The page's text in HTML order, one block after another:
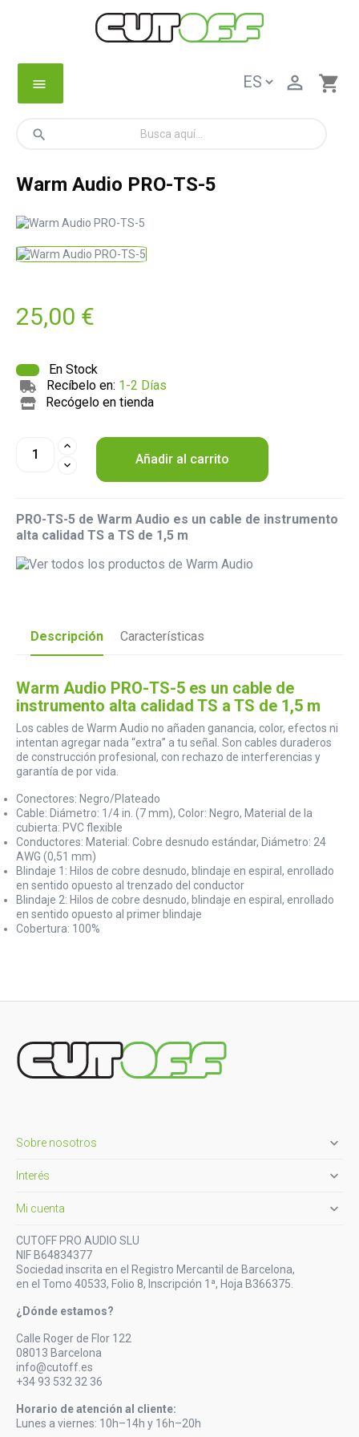
menu shopping_cart

search
Warm Audio PRO-TS-5
25,00 €
En Stock
Recíbelo en: 1-2 Días
Recógelo en tienda
Añadir al carrito
PRO-TS-5 de Warm Audio es un cable de instrumento
alta calidad TS a TS de 1,5 m
Descripción Características
Warm Audio PRO-TS-5 es un cable de
instrumento alta calidad TS a TS de 1,5 m
Los cables de Warm Audio no añaden ganancia, color, efectos ni
intentan agregar nada “extra” a tu señal. Son cables duraderos
de construcción profesional, con rechazo de interferencias y
garantía de por vida.
Conectores: Negro/Plateado
Cable: Diámetro: 1/4 in. (7 mm), Color: Negro, Material de la
cubierta: PVC flexible
Conductores: Material: Cobre desnudo estándar, Diámetro: 24
AWG (0,51 mm)
Blindaje 1: Hilos de cobre desnudo, blindaje en espiral, enrollado
en sentido opuesto al trenzado del conductor
Blindaje 2: Hilos de cobre desnudo, blindaje en espiral, enrollado
en sentido opuesto al primer blindaje
Cobertura: 100%
Sobre nosotros 
Interés 
Mi cuenta 
CUTOFF PRO AUDIO SLU
NIF B64834377
Sociedad inscrita en el Registro Mercantil de Barcelona,
en el Tomo 40533, Folio 8, Inscripción 1ª, Hoja B366375.
¿Dónde estamos?
Calle Roger de Flor 122
08013 Barcelona
info@cutoff.es
+34 93 532 32 36
Horario de atención al cliente:
Lunes a viernes: 10h–14h y 16h–20h